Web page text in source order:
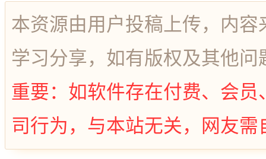
本资源由用户投稿上传，内
学习分享，如有版权及其他
重要：如软件存在付费、会
司行为，与本站无关，网友需